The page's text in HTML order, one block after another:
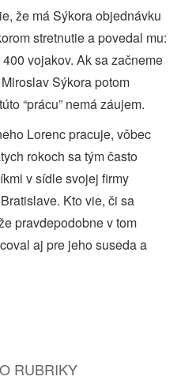
že má Sýkora objednávku
stretnutie a povedal mu:
vojakov. Ak sa začneme
Sýkora potom
“prácu” nemá záujem.
Lorenc pracuje, vôbec
rokoch sa tým často
v sídle svojej firmy
Kto vie, či sa
pravdepodobne v tom
aj pre jeho suseda a
RUBRIKY